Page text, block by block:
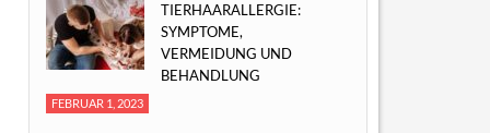
TIERHAARALLERGIE:
SYMPTOME,
VERMEIDUNG UND
BEHANDLUNG
FEBRUAR 1, 2023